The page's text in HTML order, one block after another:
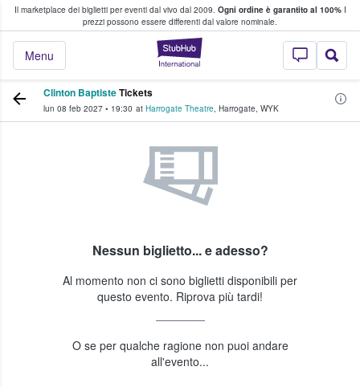
Il marketplace dei biglietti per eventi dal vivo dal 2009. Ogni ordine è garantito al 100%I
prezzi possono essere differenti dal valore nominale.
StubHub - Dove
Menu
fan comprano e vendono biglietti
Clinton BaptisteTickets
lun 08 feb 2027 • 19:30 at Harrogate Theatre, Harrogate, WYK
Nessun biglietto... e adesso?
Al momento non ci sono biglietti disponibili per
questo evento. Riprova più tardi!
O se per qualche ragione non puoi andare
all'evento...